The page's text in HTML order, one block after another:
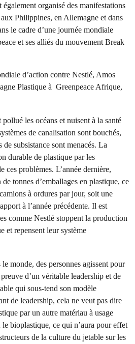
organisé des manifestations
Philippines, en Allemagne et dans
le cadre d’une journée mondiale
et ses alliés du mouvement Break
d’action contre Nestlé, Amos
Plastique à Greenpeace Afrique,
les océans et nuisent à la santé
de canalisation sont bouchés,
subsistance sont menacés. La
durable de plastique par les
ces problèmes. L’année dernière,
tonnes d’emballages en plastique, ce
à ordures par jour, soit une
à l’année précédente. Il est
comme Nestlé stoppent la production
et repensent leur système
monde, des personnes agissent pour
d’un véritable leadership et de
qui sous-tend son modèle
de leadership, cela ne veut pas dire
par un autre matériau à usage
bioplastique, ce qui n’aura pour effet
de la culture du jetable sur les